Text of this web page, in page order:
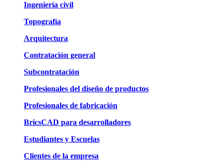
Ingeniería civil
Topografía
Arquitectura
Contratación general
Subcontratación
Profesionales del diseño de productos
Profesionales de fabricación
BricsCAD para desarrolladores
Estudiantes y Escuelas
Clientes de la empresa